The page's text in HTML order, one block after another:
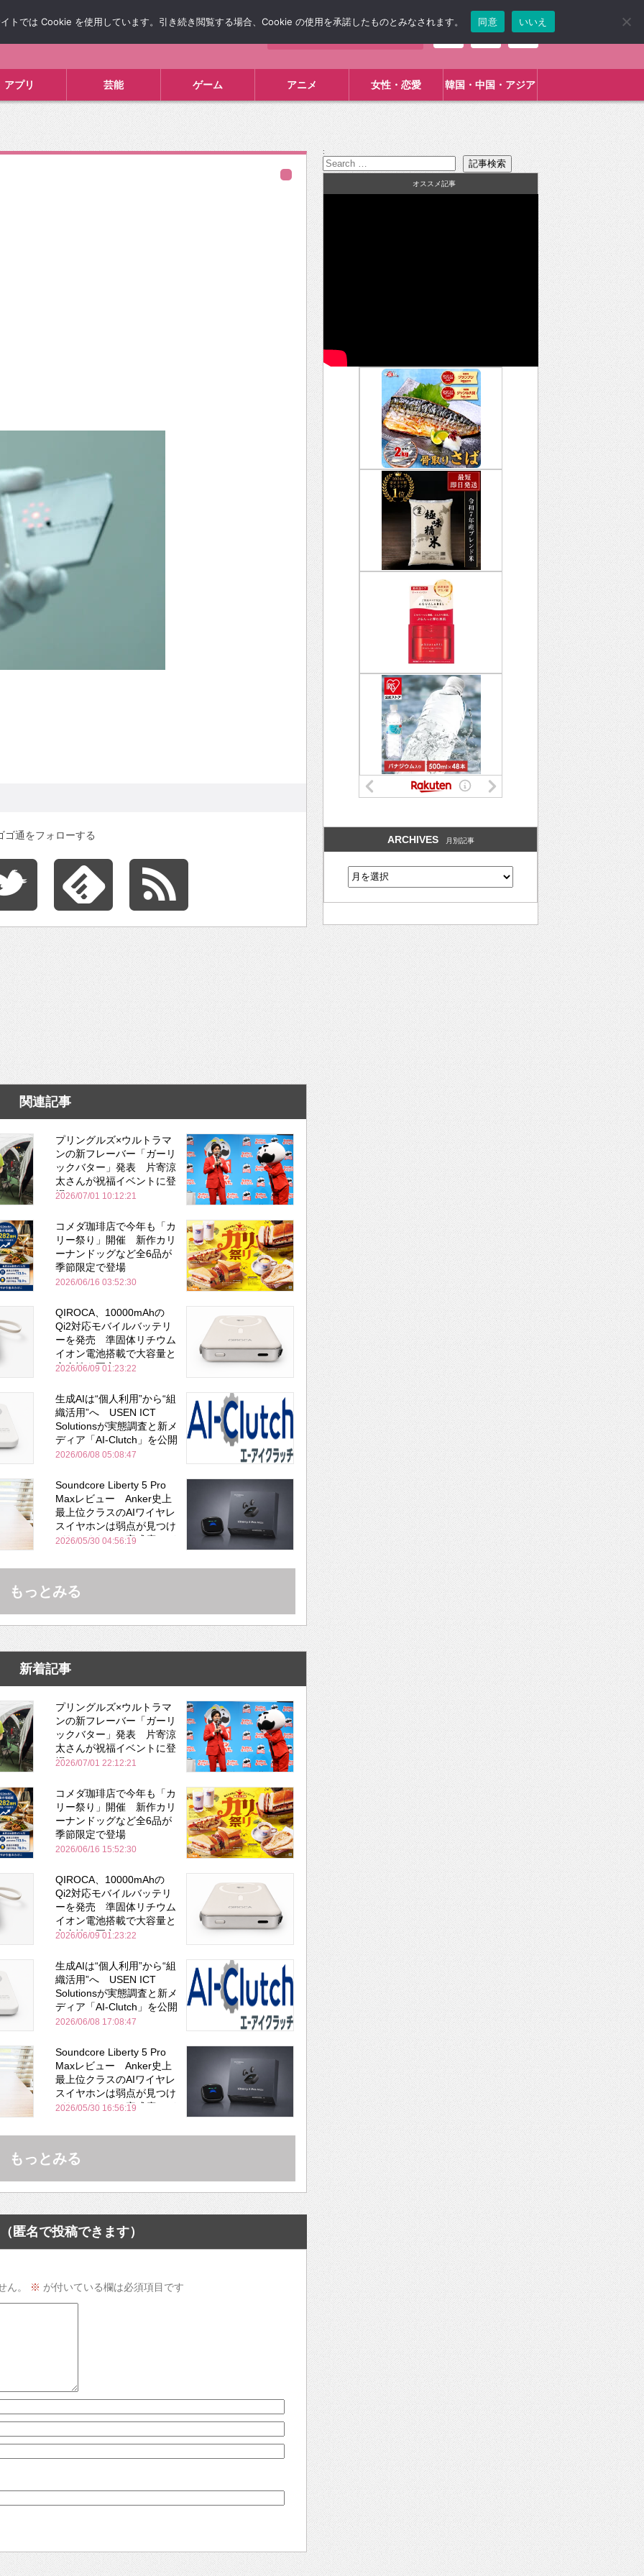
アプリ 芸能 ゲーム アニメ 女性・恋愛 韓国・中国・アジア
ゴ通をフォローする
関連記事
プリングルズ×ウルトラマ
ンの新フレーバー「ガーリ
ックバター」発表 片寄涼
太さんが祝福イベントに登
場
2026/07/01 10:12:21
コメダ珈琲店で今年も「カ
リー祭り」開催 新作カリ
ーナンドッグなど全6品が
季節限定で登場
2026/06/16 03:52:30
QIROCA、10000mAhの
Qi2対応モバイルバッテリ
ーを発売 準固体リチウム
イオン電池搭載で大容量と
安全性を両立
2026/06/09 01:23:22
生成AIは“個人利用”から“組
織活用”へ USEN ICT
Solutionsが実態調査と新メ
ディア「AI-Clutch」を公開
2026/06/08 05:08:47
Soundcore Liberty 5 Pro
Maxレビュー Anker史上
最上位クラスのAIワイヤレ
スイヤホンは弱点が見つけ
づらいくらいの完成度にび
Bose並み
2026/05/30 04:56:19
もっとみる
新着記事
プリングルズ×ウルトラマ
ンの新フレーバー「ガーリ
ックバター」発表 片寄涼
太さんが祝福イベントに登
場
2026/07/01 22:12:21
コメダ珈琲店で今年も「カ
リー祭り」開催 新作カリ
ーナンドッグなど全6品が
季節限定で登場
2026/06/16 15:52:30
QIROCA、10000mAhの
Qi2対応モバイルバッテリ
ーを発売 準固体リチウム
イオン電池搭載で大容量と
安全性を両立
2026/06/09 01:23:22
生成AIは“個人利用”から“組
織活用”へ USEN ICT
Solutionsが実態調査と新メ
ディア「AI-Clutch」を公開
2026/06/08 17:08:47
Soundcore Liberty 5 Pro
Maxレビュー Anker史上
最上位クラスのAIワイヤレ
スイヤホンは弱点が見つけ
づらいくらいの完成度にび
Bose並み
2026/05/30 16:56:19
もっとみる
匿名で投稿できます）
。 ※ が付いている欄は必須項目です
:
オススメ記事
ARCHIVES 月別記事
トでは Cookie を使用しています。引き続き閲覧する場合、Cookie の使用を承諾したものとみなされます。 同意 いいえ